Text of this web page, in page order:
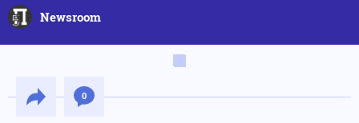
Newsroom
0